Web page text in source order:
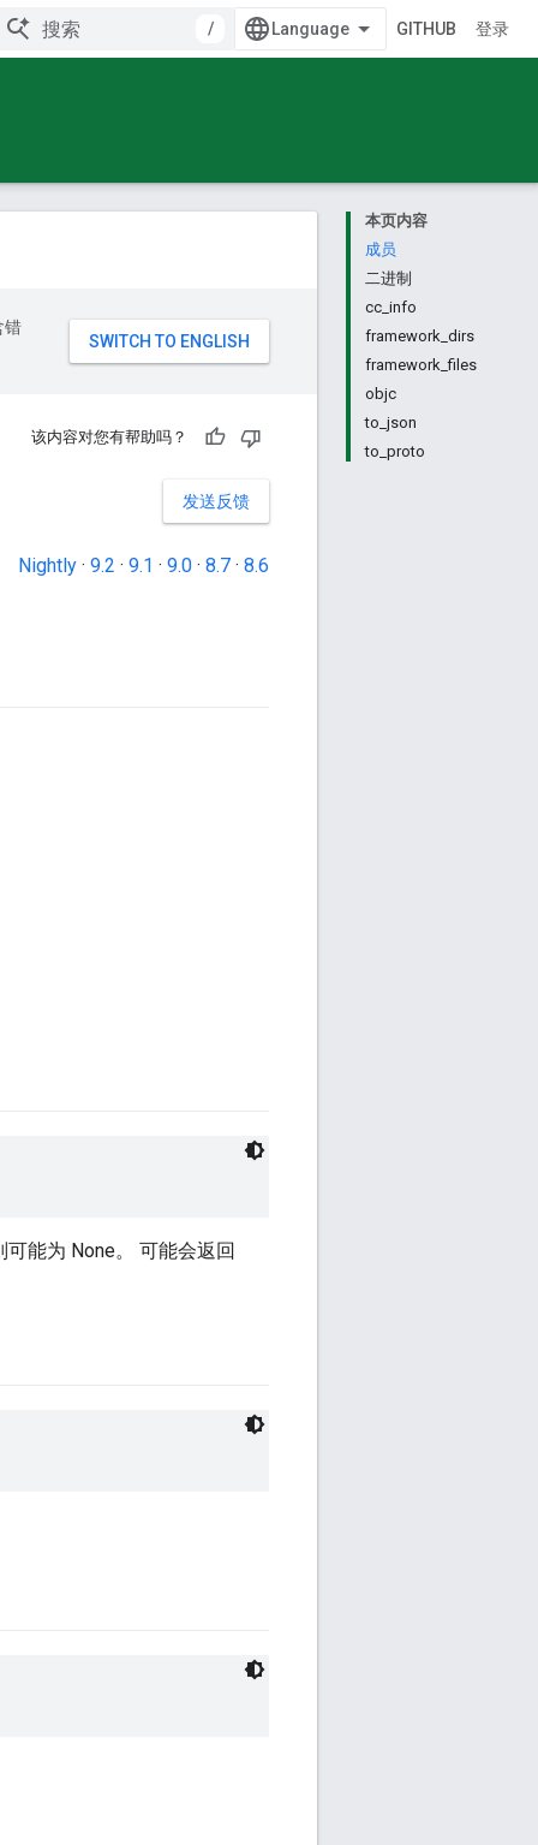
/ GITHUB 登录
本页内容
成员
二进制
cc_info
framework_dirs
framework_files
objc
to_json
to_proto
错
该内容对您有帮助吗？
发送反馈
Nightly · 9.2 · 9.1 · 9.0 · 8.7 · 8.6
能为 None。 可能会返回